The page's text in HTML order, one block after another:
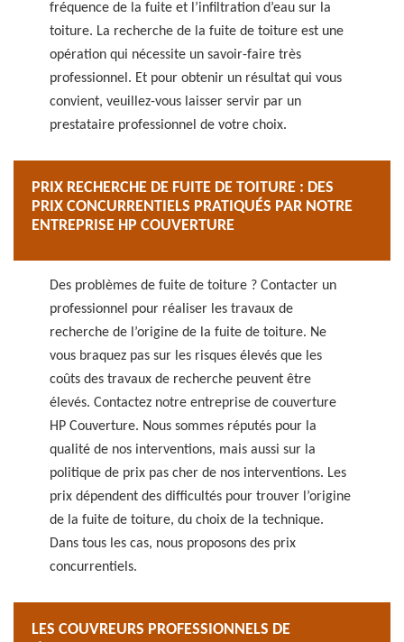
fréquence de la fuite et l’infiltration d’eau sur la
toiture. La recherche de la fuite de toiture est une
opération qui nécessite un savoir-faire très
professionnel. Et pour obtenir un résultat qui vous
convient, veuillez-vous laisser servir par un
prestataire professionnel de votre choix.
PRIX RECHERCHE DE FUITE DE TOITURE : DES
PRIX CONCURRENTIELS PRATIQUÉS PAR NOTRE
ENTREPRISE HP COUVERTURE
Des problèmes de fuite de toiture ? Contacter un
professionnel pour réaliser les travaux de
recherche de l’origine de la fuite de toiture. Ne
vous braquez pas sur les risques élevés que les
coûts des travaux de recherche peuvent être
élevés. Contactez notre entreprise de couverture
HP Couverture. Nous sommes réputés pour la
qualité de nos interventions, mais aussi sur la
politique de prix pas cher de nos interventions. Les
prix dépendent des difficultés pour trouver l’origine
de la fuite de toiture, du choix de la technique.
Dans tous les cas, nous proposons des prix
concurrentiels.
LES COUVREURS PROFESSIONNELS DE